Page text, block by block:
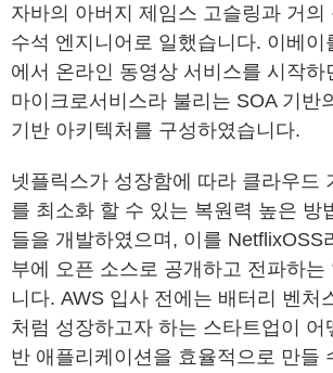
자바의 아버지 제임스 고슬링과 거의
수석 엔지니어로 일했습니다. 이베이
에서 온라인 동영상 서비스를 시작하
마이크로서비스라 불리는 SOA 기반
기반 아키텍처를 구성하였습니다.
넷플릭스가 성장함에 따라 클라우드
를 최소화 할 수 있는 복원력 높은 방
들을 개발하였으며, 이를 NetflixOSS
부에 오픈 소스로 공개하고 전파하는
니다. AWS 입사 전에는 배터리 벤처
처럼 성장하고자 하는 스타트업이 어
반 애플리케이션을 효율적으로 만들